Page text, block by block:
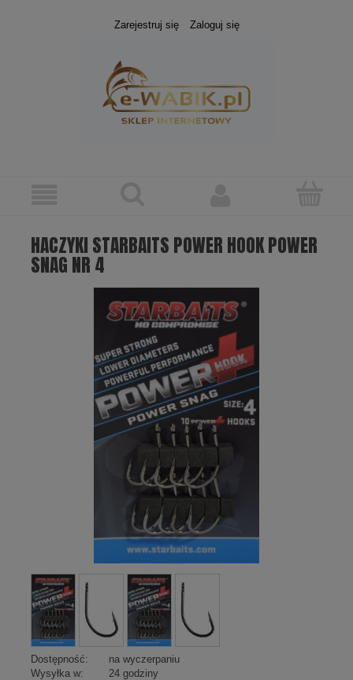
Zarejestruj się Zaloguj się
HACZYKI STARBAITS POWER HOOK POWER
SNAG NR 4
Dostępność:
na wyczerpaniu
Wysyłka w:
24 godziny